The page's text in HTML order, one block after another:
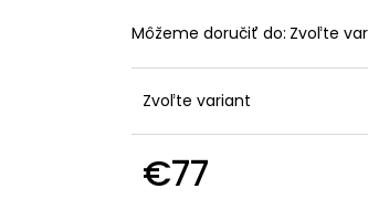
Môžeme doručiť do: Zvoľte
Zvoľte variant
€77